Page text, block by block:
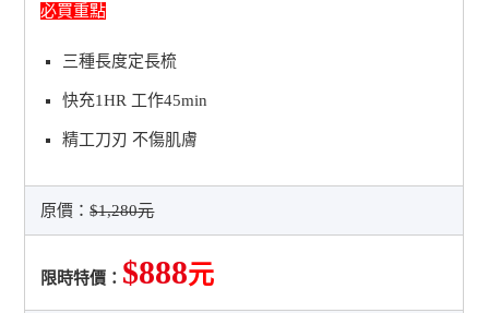
必買重點
三種長度定長梳
快充1HR 工作45min
精工刀刃 不傷肌膚
原價：$1,280元
限時特價： $888元